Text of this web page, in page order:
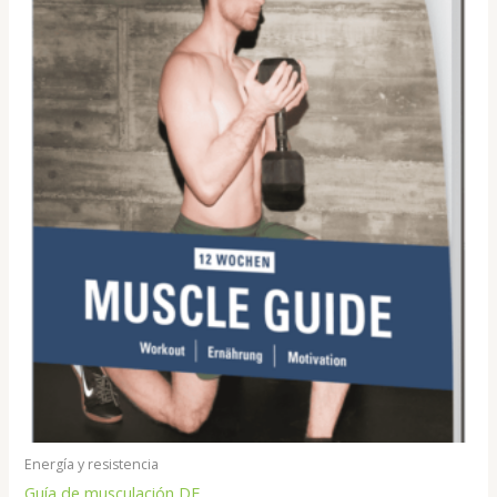
Energía y resistencia
Guía de musculación DE